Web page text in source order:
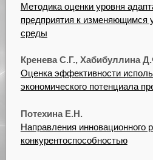
Методика оценки уровня
предприятия к изменяющимся
среды
Кренева С.Г., Хабибуллина
Оценка эффективности
экономического потенциала
Потехина Е.Н.
Направления инновационного
конкурентоспособностью